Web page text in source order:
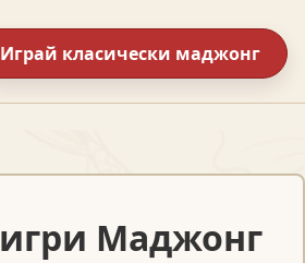
Играй класически маджонг
Маджонг